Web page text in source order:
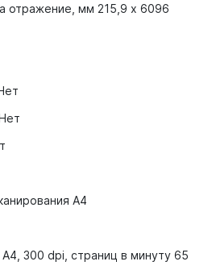
отражение, мм 215,9 x 6096
A4
300 dpi, страниц в минуту 65